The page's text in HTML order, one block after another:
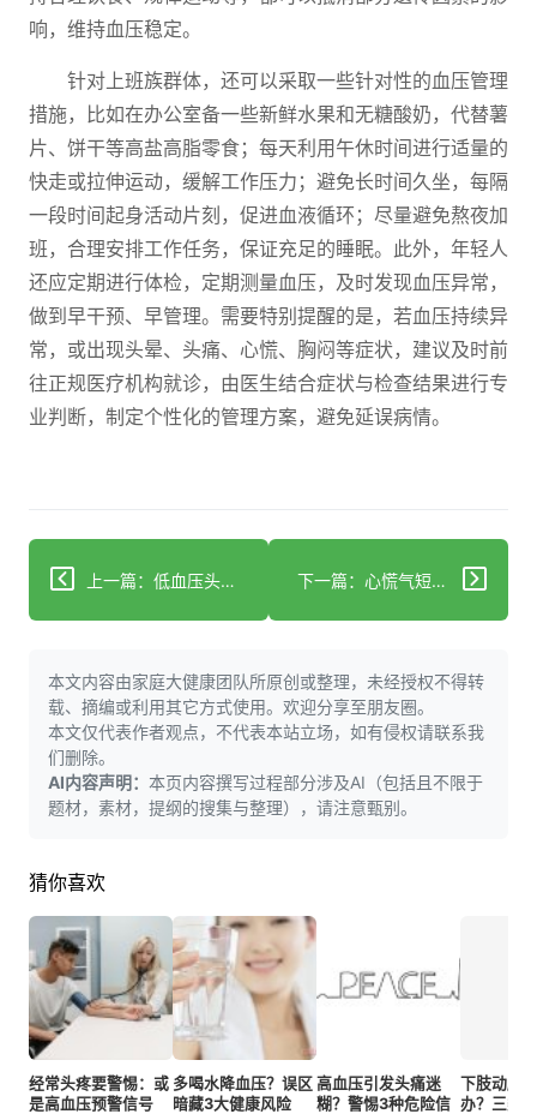
响，维持血压稳定。
针对上班族群体，还可以采取一些针对性的血压管理
措施，比如在办公室备一些新鲜水果和无糖酸奶，代替薯
片、饼干等高盐高脂零食；每天利用午休时间进行适量的
快走或拉伸运动，缓解工作压力；避免长时间久坐，每隔
一段时间起身活动片刻，促进血液循环；尽量避免熬夜加
班，合理安排工作任务，保证充足的睡眠。此外，年轻人
还应定期进行体检，定期测量血压，及时发现血压异常，
做到早干预、早管理。需要特别提醒的是，若血压持续异
常，或出现头晕、头痛、心慌、胸闷等症状，建议及时前
往正规医疗机构就诊，由医生结合症状与检查结果进行专
业判断，制定个性化的管理方案，避免延误病情。
上一篇：低血压头晕乏力？居家监测+营养调整轻松搞定 下一篇：心慌气短乏力？警惕冠心病潜在风险
本文内容由家庭大健康团队所原创或整理，未经授权不得转
载、摘编或利用其它方式使用。欢迎分享至朋友圈。
本文仅代表作者观点，不代表本站立场，如有侵权请联系我
们删除。
AI内容声明： 本页内容撰写过程部分涉及AI（包括且不限于
题材，素材，提纲的搜集与整理），请注意甄别。
猜你喜欢
经常头疼要警惕：或
是高血压预警信号
多喝水降血压？误区
暗藏3大健康风险
高血压引发头痛迷
糊？警惕3种危险信
下肢动脉
办？三类